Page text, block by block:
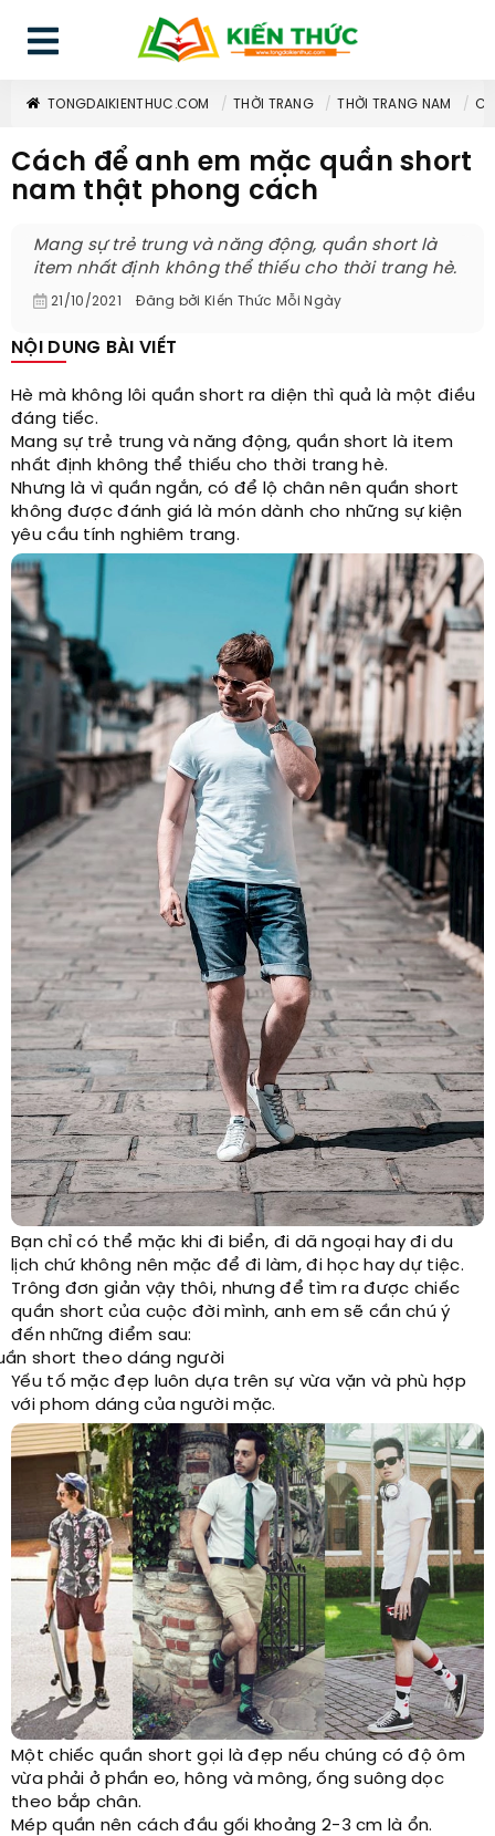
TONGDAIKIENTHUC.COM THỜI TRANG THỜI TRANG NAM
Cách để anh em mặc quần short
nam thật phong cách
Mang sự trẻ trung và năng động, quần short là
item nhất định không thể thiếu cho thời trang hè.
21/10/2021 Đăng bởi Kiến Thức Mỗi Ngày
NỘI DUNG BÀI VIẾT
Hè mà không lôi quần short ra diện thì quả là một điều
đáng tiếc.
Mang sự trẻ trung và năng động, quần short là item
nhất định không thể thiếu cho thời trang hè.
Nhưng là vì quần ngắn, có để lộ chân nên quần short
không được đánh giá là món dành cho những sự kiện
yêu cầu tính nghiêm trang.
Bạn chỉ có thể mặc khi đi biển, đi dã ngoại hay đi du
lịch chứ không nên mặc để đi làm, đi học hay dự tiệc.
Trông đơn giản vậy thôi, nhưng để tìm ra được chiếc
quần short của cuộc đời mình, anh em sẽ cần chú ý
đến những điểm sau:
short theo dáng người
Yếu tố mặc đẹp luôn dựa trên sự vừa vặn và phù hợp
với phom dáng của người mặc.
Một chiếc quần short gọi là đẹp nếu chúng có độ ôm
vừa phải ở phần eo, hông và mông, ống suông dọc
theo bắp chân.
Mép quần nên cách đầu gối khoảng 2-3 cm là ổn.